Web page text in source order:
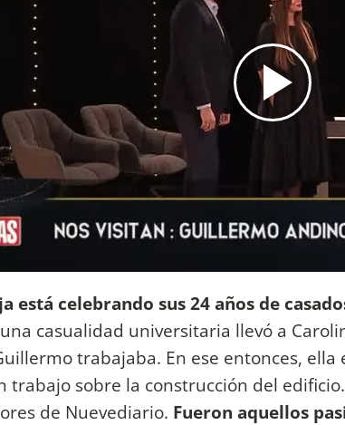
está celebrando sus 24 años de
casualidad universitaria llevó a
trabajaba. En ese entonces,
trabajo sobre la construcción del
de Nuevediario. Fueron aquellos